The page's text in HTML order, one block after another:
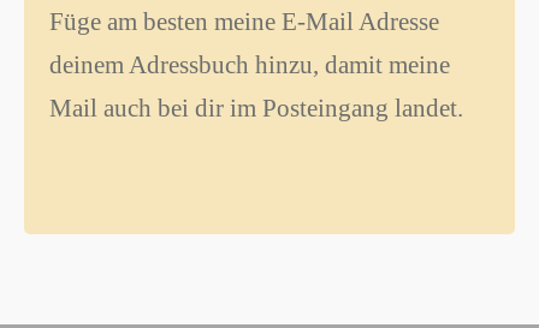
Füge am besten meine E-Mail Adresse
deinem Adressbuch hinzu, damit meine
Mail auch bei dir im Posteingang landet.